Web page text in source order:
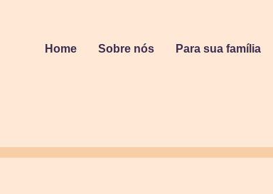
Home Sobre nós Para sua família